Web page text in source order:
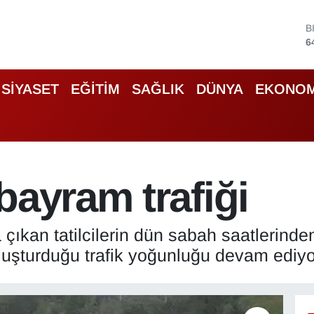
SİYASET EĞİTİM SAĞLIK DÜNYA
trafiği
tatilcilerin dün sabah
trafik yoğunluğu devam